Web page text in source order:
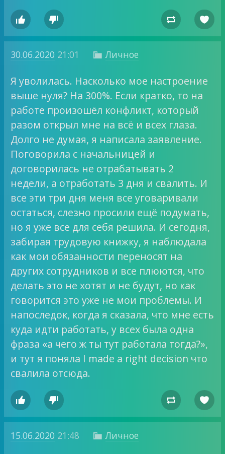
   
30.06.2020 21:01  Личное
Я уволилась. Насколько мое настроение
выше нуля? На 300%. Если кратко, то на
работе произошёл конфликт, который
разом открыл мне на всё и всех глаза.
Долго не думая, я написала заявление.
Поговорила с начальницей и
договорилась не отрабатывать 2
недели, а отработать 3 дня и свалить. И
все эти три дня меня все уговаривали
остаться, слезно просили ещё подумать,
но я уже все для себя решила. И сегодня,
забирая трудовую книжку, я наблюдала
как мои обязанности переносят на
других сотрудников и все плюются, что
делать это не хотят и не будут, но как
говорится это уже не мои проблемы. И
напоследок, когда я сказала, что мне есть
куда идти работать, у всех была одна
фраза «а чего ж ты тут работала тогда?»,
и тут я поняла I made a right decision что
свалила отсюда.
   
15.06.2020 21:48  Личное